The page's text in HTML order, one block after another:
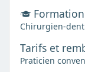
Formation
Chirurgien-
Tarifs et
Praticien